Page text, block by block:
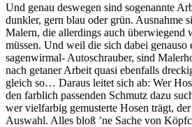
Und genau deswegen sind sogenannte
dunkler, gern blau oder grün. Ausnahme
Malern, die allerdings auch überwiegend
müssen. Und weil die sich dabei genauso
sagenwirmal- Autoschrauber, sind
nach getaner Arbeit quasi ebenfalls
gleich so… Daraus leitet sich ab: Wer
den farblich passenden Schmutz dazu
wer vielfarbig gemusterte Hosen trägt,
Auswahl. Alles bloß ’ne Sache von